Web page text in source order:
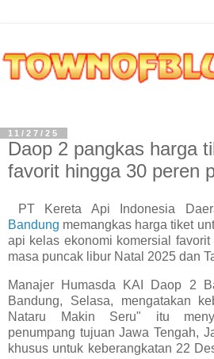
11/27/25
Daop 2 pangkas harga
favorit hingga 30 peren
PT Kereta Api Indonesia
Bandung memangkas harga tiket
api kelas ekonomi komersial
masa puncak libur Natal 2025 dan
Manajer Humasda KAI Daop 2
Bandung, Selasa, mengatakan
Nataru Makin Seru" itu
penumpang tujuan Jawa Tengah,
khusus untuk keberangkatan 22